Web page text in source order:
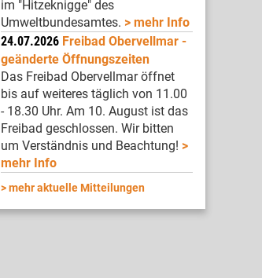
im "Hitzeknigge" des
Umweltbundesamtes.
mehr Info
24.07.2026 Freibad Obervellmar -
geänderte Öffnungszeiten
Das Freibad Obervellmar öffnet
bis auf weiteres täglich von 11.00
- 18.30 Uhr. Am 10. August ist das
Freibad geschlossen. Wir bitten
um Verständnis und Beachtung!
mehr Info
mehr aktuelle Mitteilungen